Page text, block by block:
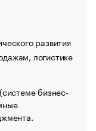
развития
логистике
бизнес-